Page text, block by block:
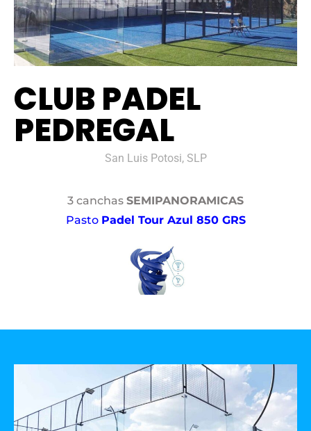
CLUB PADEL
PEDREGAL
San Luis Potosi, SLP
3 canchas SEMIPANORAMICAS
Pasto Padel Tour Azul 850 GRS